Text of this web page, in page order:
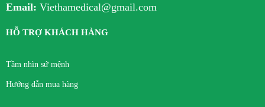
Email: Viethamedical@gmail.com
HỖ TRỢ KHÁCH HÀNG
Tầm nhìn sứ mệnh
Hướng dẫn mua hàng